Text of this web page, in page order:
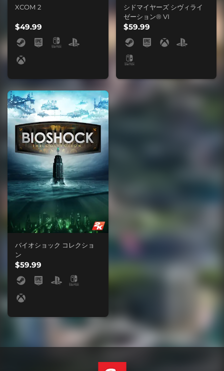
XCOM 2
$49.99
シドマイヤーズ シヴィライ
ゼーション® VI
$59.99
バイオショック コレクショ
ン
$59.99